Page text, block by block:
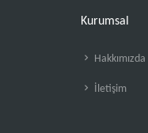
Kurumsal
Hakkımızda
İletişim